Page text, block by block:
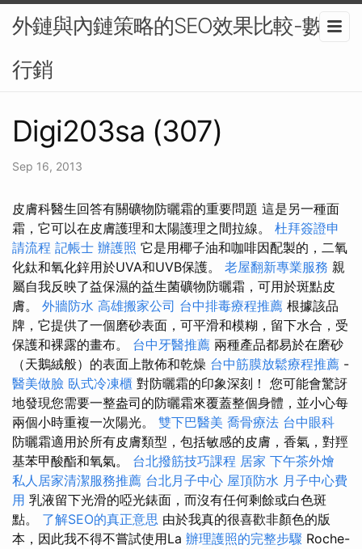
外鏈與內鏈策略的SEO效果比較-數位
行銷
Digi203sa (307)
Sep 16, 2013
皮膚科醫生回答有關礦物防曬霜的重要問題 這是另一種面
霜，它可以在皮膚護理和太陽護理之間拉線。 杜拜簽證申
請流程 記帳士 辦護照 它是用椰子油和咖啡因配製的，二氧
化鈦和氧化鋅用於UVA和UVB保護。 老屋翻新專業服務 親
屬自我反映了益保濕的益生菌礦物防曬霜，可用於斑點皮
膚。 外牆防水 高雄搬家公司 台中排毒療程推薦 根據該品
牌，它提供了一個磨砂表面，可平滑和模糊，留下水合，受
保護和裸露的畫布。 台中牙醫推薦 兩種產品都易於在磨砂
（天鵝絨般）的表面上散佈和乾燥 台中筋膜放鬆療程推薦 -
醫美做臉 臥式冷凍櫃 對防曬霜的印象深刻！ 您可能會驚訝
地發現您需要一整盎司的防曬霜來覆蓋整個身體，並小心每
兩個小時重複一次陽光。 雙下巴醫美 喬骨療法 台中眼科
防曬霜適用於所有皮膚類型，包括敏感的皮膚，香氣，對羥
基苯甲酸酯和氧氣。 台北撥筋技巧課程 居家 下午茶外燴
私人居家清潔服務推薦 台北月子中心 屋頂防水 月子中心費
用 乳液留下光滑的啞光錶面，而沒有任何剩餘或白色斑
點。 了解SEO的真正意思 由於我真的很喜歡非顏色的版
本，因此我不得不嘗試使用La 辦理護照的完整步驟 Roche-